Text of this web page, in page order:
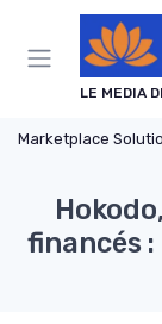
LE MEDIA
Marketplace
financés
Panneau de